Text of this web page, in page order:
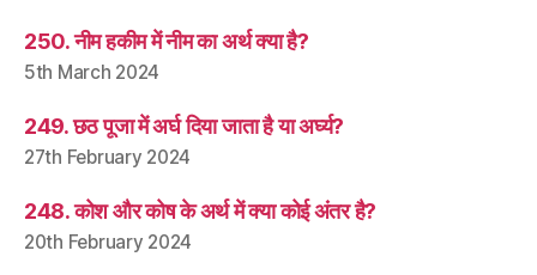
250. नीम हकीम में नीम का अर्थ क्या है?
5th March 2024
249. छठ पूजा में अर्घ दिया जाता है या अर्घ्य?
27th February 2024
248. कोश और कोष के अर्थ में क्या कोई अंतर है?
20th February 2024